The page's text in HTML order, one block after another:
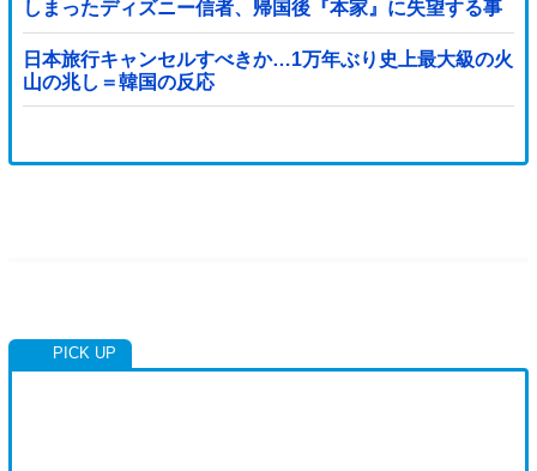
しまったディズニー信者、帰国後『本家』に失望する事
態に
日本旅行キャンセルすべきか…1万年ぶり史上最大級の火
山の兆し＝韓国の反応